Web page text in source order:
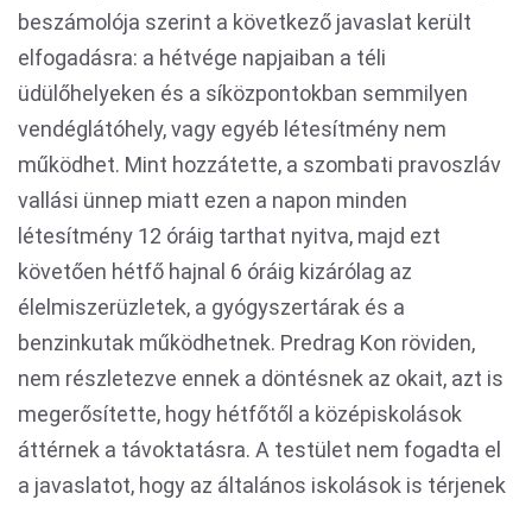
beszámolója szerint a következő javaslat került
elfogadásra: a hétvége napjaiban a téli
üdülőhelyeken és a síközpontokban semmilyen
vendéglátóhely, vagy egyéb létesítmény nem
működhet. Mint hozzátette, a szombati pravoszláv
vallási ünnep miatt ezen a napon minden
létesítmény 12 óráig tarthat nyitva, majd ezt
követően hétfő hajnal 6 óráig kizárólag az
élelmiszerüzletek, a gyógyszertárak és a
benzinkutak működhetnek. Predrag Kon röviden,
nem részletezve ennek a döntésnek az okait, azt is
megerősítette, hogy hétfőtől a középiskolások
áttérnek a távoktatásra. A testület nem fogadta el
a javaslatot, hogy az általános iskolások is térjenek